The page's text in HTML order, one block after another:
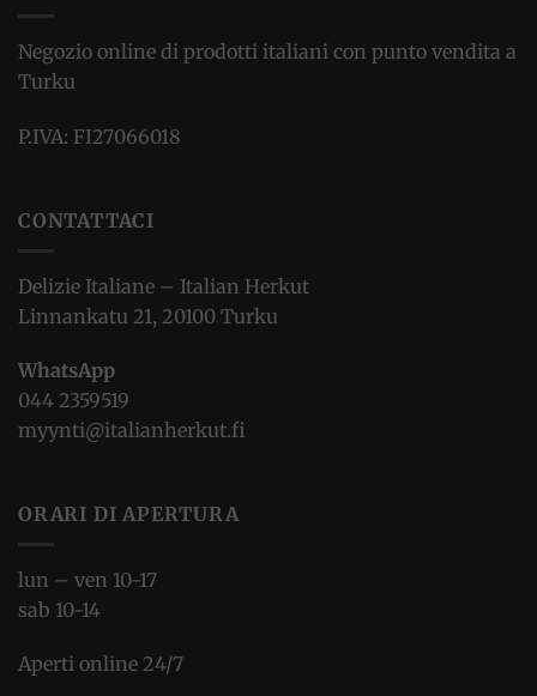
Negozio online di prodotti italiani con punto vendita a
Turku
P.IVA: FI27066018
CONTATTACI
Delizie Italiane – Italian Herkut
Linnankatu 21, 20100 Turku
WhatsApp
044 2359519
myynti@italianherkut.fi
ORARI DI APERTURA
lun – ven 10-17
sab 10-14
Aperti online 24/7